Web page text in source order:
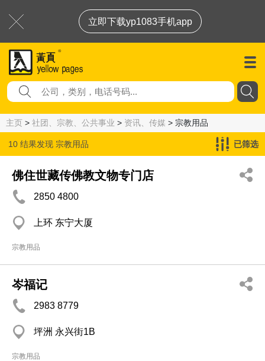
立即下载yp1083手机app
主页 > 社团、宗教、公共事业 > 资讯、传媒 > 宗教用品
10 结果发现 宗教用品 已筛选
佛住世藏传佛教文物专门店
2850 4800
上环 东宁大厦
宗教用品
岑福记
2983 8779
坪洲 永兴街1B
宗教用品